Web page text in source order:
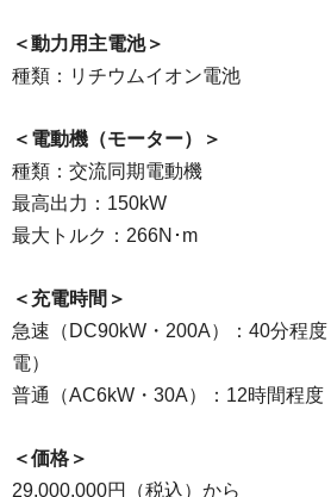
＜動力用主電池＞
種類：リチウムイオン電池
＜電動機（モーター）＞
種類：交流同期電動機
最高出力：150kW
最大トルク：266N･m
＜充電時間＞
急速（DC90kW・200A）：40分程
電）
普通（AC6kW・30A）：12時間程度
＜価格＞
29,000,000円（税込）から